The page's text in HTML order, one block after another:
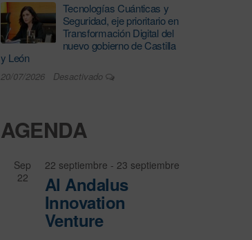
Tecnologías Cuánticas y
Seguridad, eje prioritario en
Transformación Digital del
nuevo gobierno de Castilla
y León
20/07/2026 Desactivado
AGENDA
Sep
22
22 septiembre - 23 septiembre
Al Andalus
Innovation
Venture